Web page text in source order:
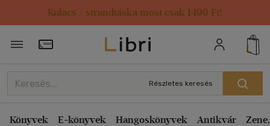
Kulacs / strandtáska most csak 1499 Ft!
Törzsvásárlói Kártya adatai
Részletes keresés
Könyvek E-könyvek Hangoskönyvek Antikvár